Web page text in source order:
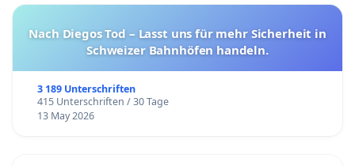
Nach Diegos Tod – Lasst uns für mehr Sicherheit in
Schweizer Bahnhöfen handeln.
3 189 Unterschriften
415 Unterschriften / 30 Tage
13 May 2026